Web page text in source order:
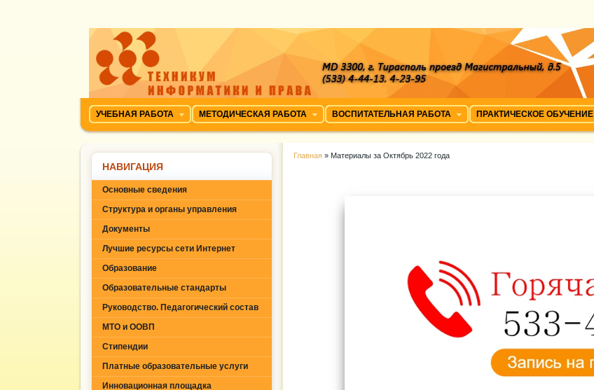
УЧЕБНАЯ РАБОТА МЕТОДИЧЕСКАЯ РАБОТА ВОСПИТАТЕЛЬНАЯ РАБОТА ПРАКТИЧЕСКОЕ ОБУЧЕНИЕ
Главная » Материалы за Октябрь 2022 года
НАВИГАЦИЯ
Основные сведения
Структура и органы управления
Документы
Лучшие ресурсы сети Интернет
Образование
Образовательные стандарты
Руководство. Педагогический состав
МТО и ООВП
Стипендии
Платные образовательные услуги
Инновационная площадка